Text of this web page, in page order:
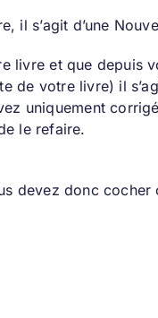
il s’agit d’une
livre et que depuis
de votre livre) il
uniquement
le refaire.
devez donc cocher